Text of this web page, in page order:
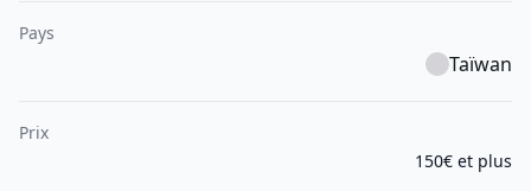
Pays
Taïwan
Prix
150€ et plus